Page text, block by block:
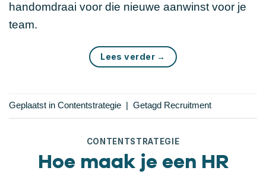
handomdraai voor die nieuwe aanwinst voor je
team.
Lees verder →
Geplaatst in Contentstrategie | Getagd Recruitment
CONTENTSTRATEGIE
Hoe maak je een HR